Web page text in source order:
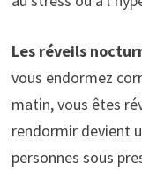
Les réveils
vous endormez
matin, vous êtes
rendormir devient
personnes sous